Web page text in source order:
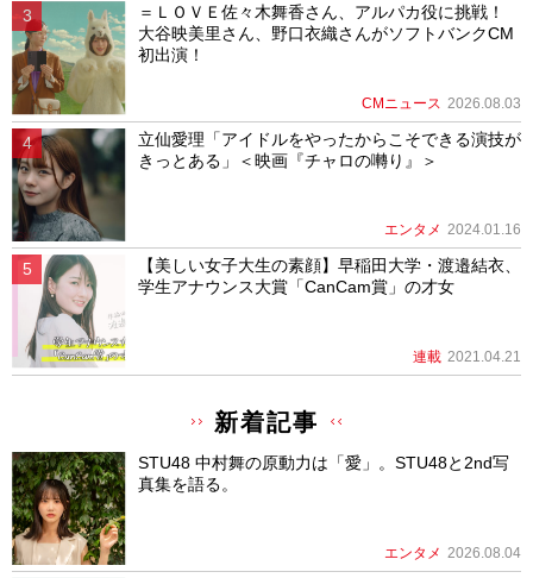
＝ＬＯＶＥ佐々木舞香さん、アルパカ役に挑戦！
大谷映美里さん、野口衣織さんがソフトバンクCM
初出演！
CMニュース 2026.08.03
立仙愛理「アイドルをやったからこそできる演技が
きっとある」＜映画『チャロの囀り』＞
エンタメ 2024.01.16
【美しい女子大生の素顔】早稲田大学・渡邉結衣、
学生アナウンス大賞「CanCam賞」の才女
連載 2021.04.21
新着記事
STU48 中村舞の原動力は「愛」。STU48と2nd写
真集を語る。
エンタメ 2026.08.04